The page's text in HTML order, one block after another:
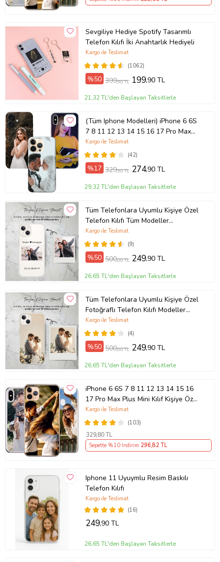
Sevgiliye Hediye Spotify Tasarımlı
Telefon Kılıfı İki Anahtarlık Hediyeli
(1062)
Kargo ile Teslimat
%50 399,90 TL 199,90 TL
21,32 TL'den Başlayan Taksitlerle
(Tüm Iphone Modelleri) iPhone 6 6S
7 8 11 12 13 14 15 16 17 Pro Max
Plus Mini Kişiye Özel Resimli
Fotoğraflı Kılıf(42)
Kargo ile Teslimat
%17 329,90 TL 274,90 TL
29,32 TL'den Başlayan Taksitlerle
Tüm Telefonlara Uyumlu Kişiye Özel
Telefon Kılıfı Tüm Modeller
Açıklamada
(9)
Kargo ile Teslimat
%50 500,00 TL 249,90 TL
26,65 TL'den Başlayan Taksitlerle
Tüm Telefonlara Uyumlu Kişiye Özel
Fotoğraflı Telefon Kılıfı Modeller
Açıklamada
(4)
Kargo ile Teslimat
%50 500,00 TL 249,90 TL
26,65 TL'den Başlayan Taksitlerle
iPhone 6 6S 7 8 11 12 13 14 15 16
17 Pro Max Plus Mini Kılıf Kişiye Özel
Resimli Fotoğraflı Silikon
(103)
Kargo ile Teslimat
329,80 TL
Sepette %10 İndirim 296,82 TL
Iphone 11 Uyuymlu Resim Baskılı
Telefon Kılıfı
(16)
Kargo ile Teslimat
249,90 TL
26,65 TL'den Başlayan Taksitlerle